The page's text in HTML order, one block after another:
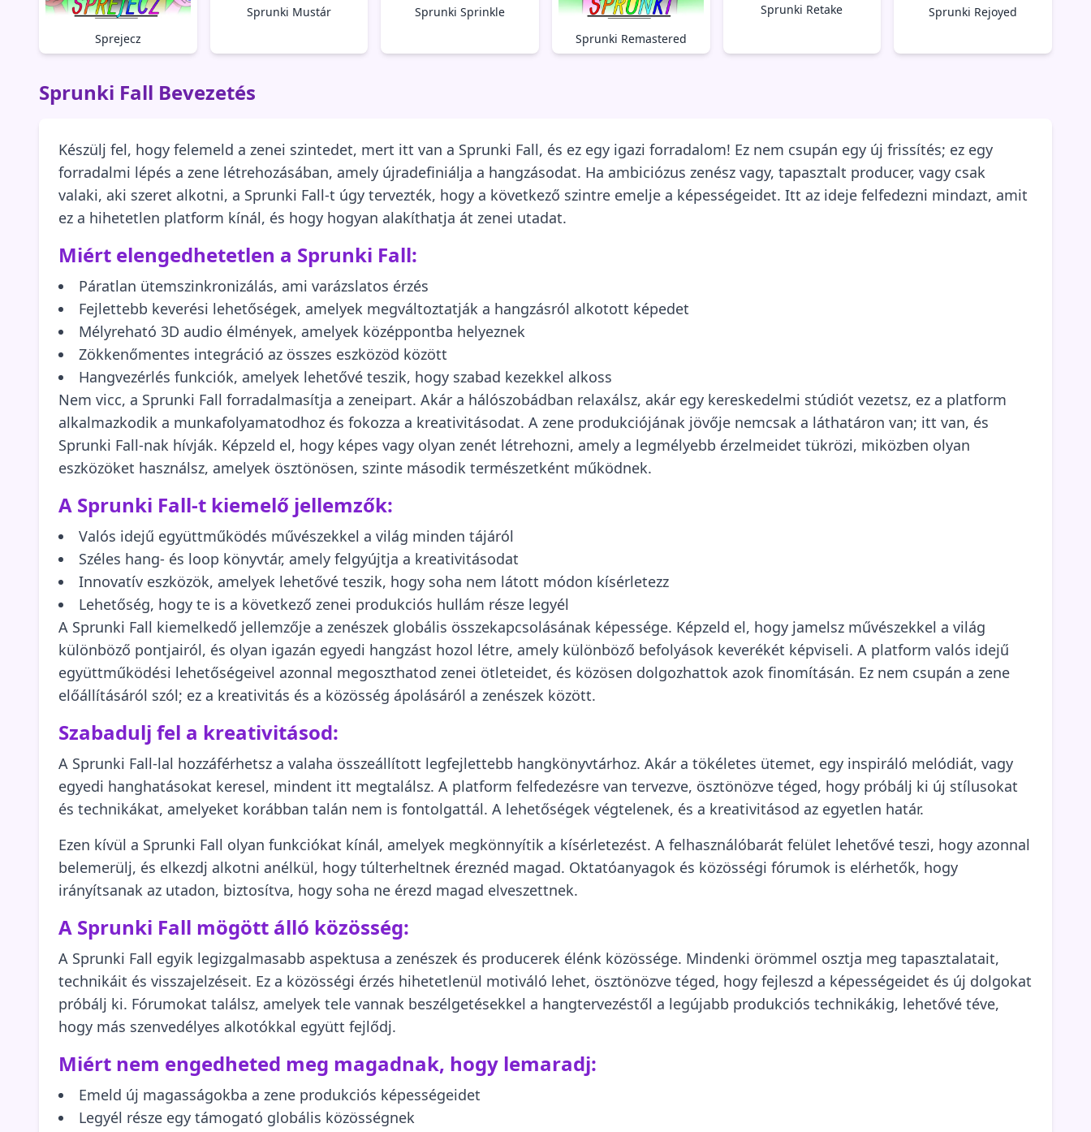
Sprejecz
Sprunki Mustár
Sprunki Sprinkle
Sprunki Remastered
Sprunki Retake Sprunki Rejoyed
Sprunki Fall Bevezetés
Készülj fel, hogy felemeld a zenei szintedet, mert itt van a Sprunki Fall, és ez egy igazi forradalom! Ez nem csupán egy új frissítés; ez egy
forradalmi lépés a zene létrehozásában, amely újradefiniálja a hangzásodat. Ha ambiciózus zenész vagy, tapasztalt producer, vagy csak
valaki, aki szeret alkotni, a Sprunki Fall-t úgy tervezték, hogy a következő szintre emelje a képességeidet. Itt az ideje felfedezni mindazt, amit
ez a hihetetlen platform kínál, és hogy hogyan alakíthatja át zenei utadat.
Miért elengedhetetlen a Sprunki Fall:
Páratlan ütemszinkronizálás, ami varázslatos érzés
Fejlettebb keverési lehetőségek, amelyek megváltoztatják a hangzásról alkotott képedet
Mélyreható 3D audio élmények, amelyek középpontba helyeznek
Zökkenőmentes integráció az összes eszközöd között
Hangvezérlés funkciók, amelyek lehetővé teszik, hogy szabad kezekkel alkoss
Nem vicc, a Sprunki Fall forradalmasítja a zeneipart. Akár a hálószobádban relaxálsz, akár egy kereskedelmi stúdiót vezetsz, ez a platform
alkalmazkodik a munkafolyamatodhoz és fokozza a kreativitásodat. A zene produkciójának jövője nemcsak a láthatáron van; itt van, és
Sprunki Fall-nak hívják. Képzeld el, hogy képes vagy olyan zenét létrehozni, amely a legmélyebb érzelmeidet tükrözi, miközben olyan
eszközöket használsz, amelyek ösztönösen, szinte második természetként működnek.
A Sprunki Fall-t kiemelő jellemzők:
Valós idejű együttműködés művészekkel a világ minden tájáról
Széles hang- és loop könyvtár, amely felgyújtja a kreativitásodat
Innovatív eszközök, amelyek lehetővé teszik, hogy soha nem látott módon kísérletezz
Lehetőség, hogy te is a következő zenei produkciós hullám része legyél
A Sprunki Fall kiemelkedő jellemzője a zenészek globális összekapcsolásának képessége. Képzeld el, hogy jamelsz művészekkel a világ
különböző pontjairól, és olyan igazán egyedi hangzást hozol létre, amely különböző befolyások keverékét képviseli. A platform valós idejű
együttműködési lehetőségeivel azonnal megoszthatod zenei ötleteidet, és közösen dolgozhattok azok finomításán. Ez nem csupán a zene
előállításáról szól; ez a kreativitás és a közösség ápolásáról a zenészek között.
Szabadulj fel a kreativitásod:
A Sprunki Fall-lal hozzáférhetsz a valaha összeállított legfejlettebb hangkönyvtárhoz. Akár a tökéletes ütemet, egy inspiráló melódiát, vagy
egyedi hanghatásokat keresel, mindent itt megtalálsz. A platform felfedezésre van tervezve, ösztönözve téged, hogy próbálj ki új stílusokat
és technikákat, amelyeket korábban talán nem is fontolgattál. A lehetőségek végtelenek, és a kreativitásod az egyetlen határ.
Ezen kívül a Sprunki Fall olyan funkciókat kínál, amelyek megkönnyítik a kísérletezést. A felhasználóbarát felület lehetővé teszi, hogy azonnal
belemerülj, és elkezdj alkotni anélkül, hogy túlterheltnek éreznéd magad. Oktatóanyagok és közösségi fórumok is elérhetők, hogy
irányítsanak az utadon, biztosítva, hogy soha ne érezd magad elveszettnek.
A Sprunki Fall mögött álló közösség:
A Sprunki Fall egyik legizgalmasabb aspektusa a zenészek és producerek élénk közössége. Mindenki örömmel osztja meg tapasztalatait,
technikáit és visszajelzéseit. Ez a közösségi érzés hihetetlenül motiváló lehet, ösztönözve téged, hogy fejleszd a képességeidet és új dolgokat
próbálj ki. Fórumokat találsz, amelyek tele vannak beszélgetésekkel a hangtervezéstől a legújabb produkciós technikákig, lehetővé téve,
hogy más szenvedélyes alkotókkal együtt fejlődj.
Miért nem engedheted meg magadnak, hogy lemaradj:
Emeld új magasságokba a zene produkciós képességeidet
Legyél része egy támogató globális közösségnek